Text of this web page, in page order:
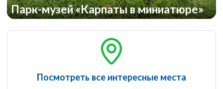
Парк-музей «Карпаты в миниатюре»
Посмотреть все интересные места